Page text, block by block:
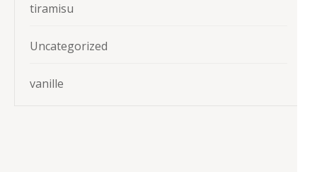
tiramisu
Uncategorized
vanille